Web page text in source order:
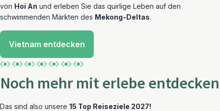
von Hoi An und erleben Sie das quirlige Leben auf den
schwimmenden Märkten des Mekong-Deltas.
Vietnam entdecken
Noch mehr mit erlebe entdecken
Das sind also unsere 15 Top Reiseziele 2027!